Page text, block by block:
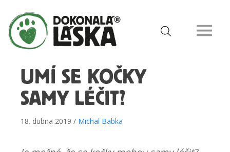
UMÍ SE KOČKY
SAMY LÉČIT?
18. dubna 2019 / Michal Babka